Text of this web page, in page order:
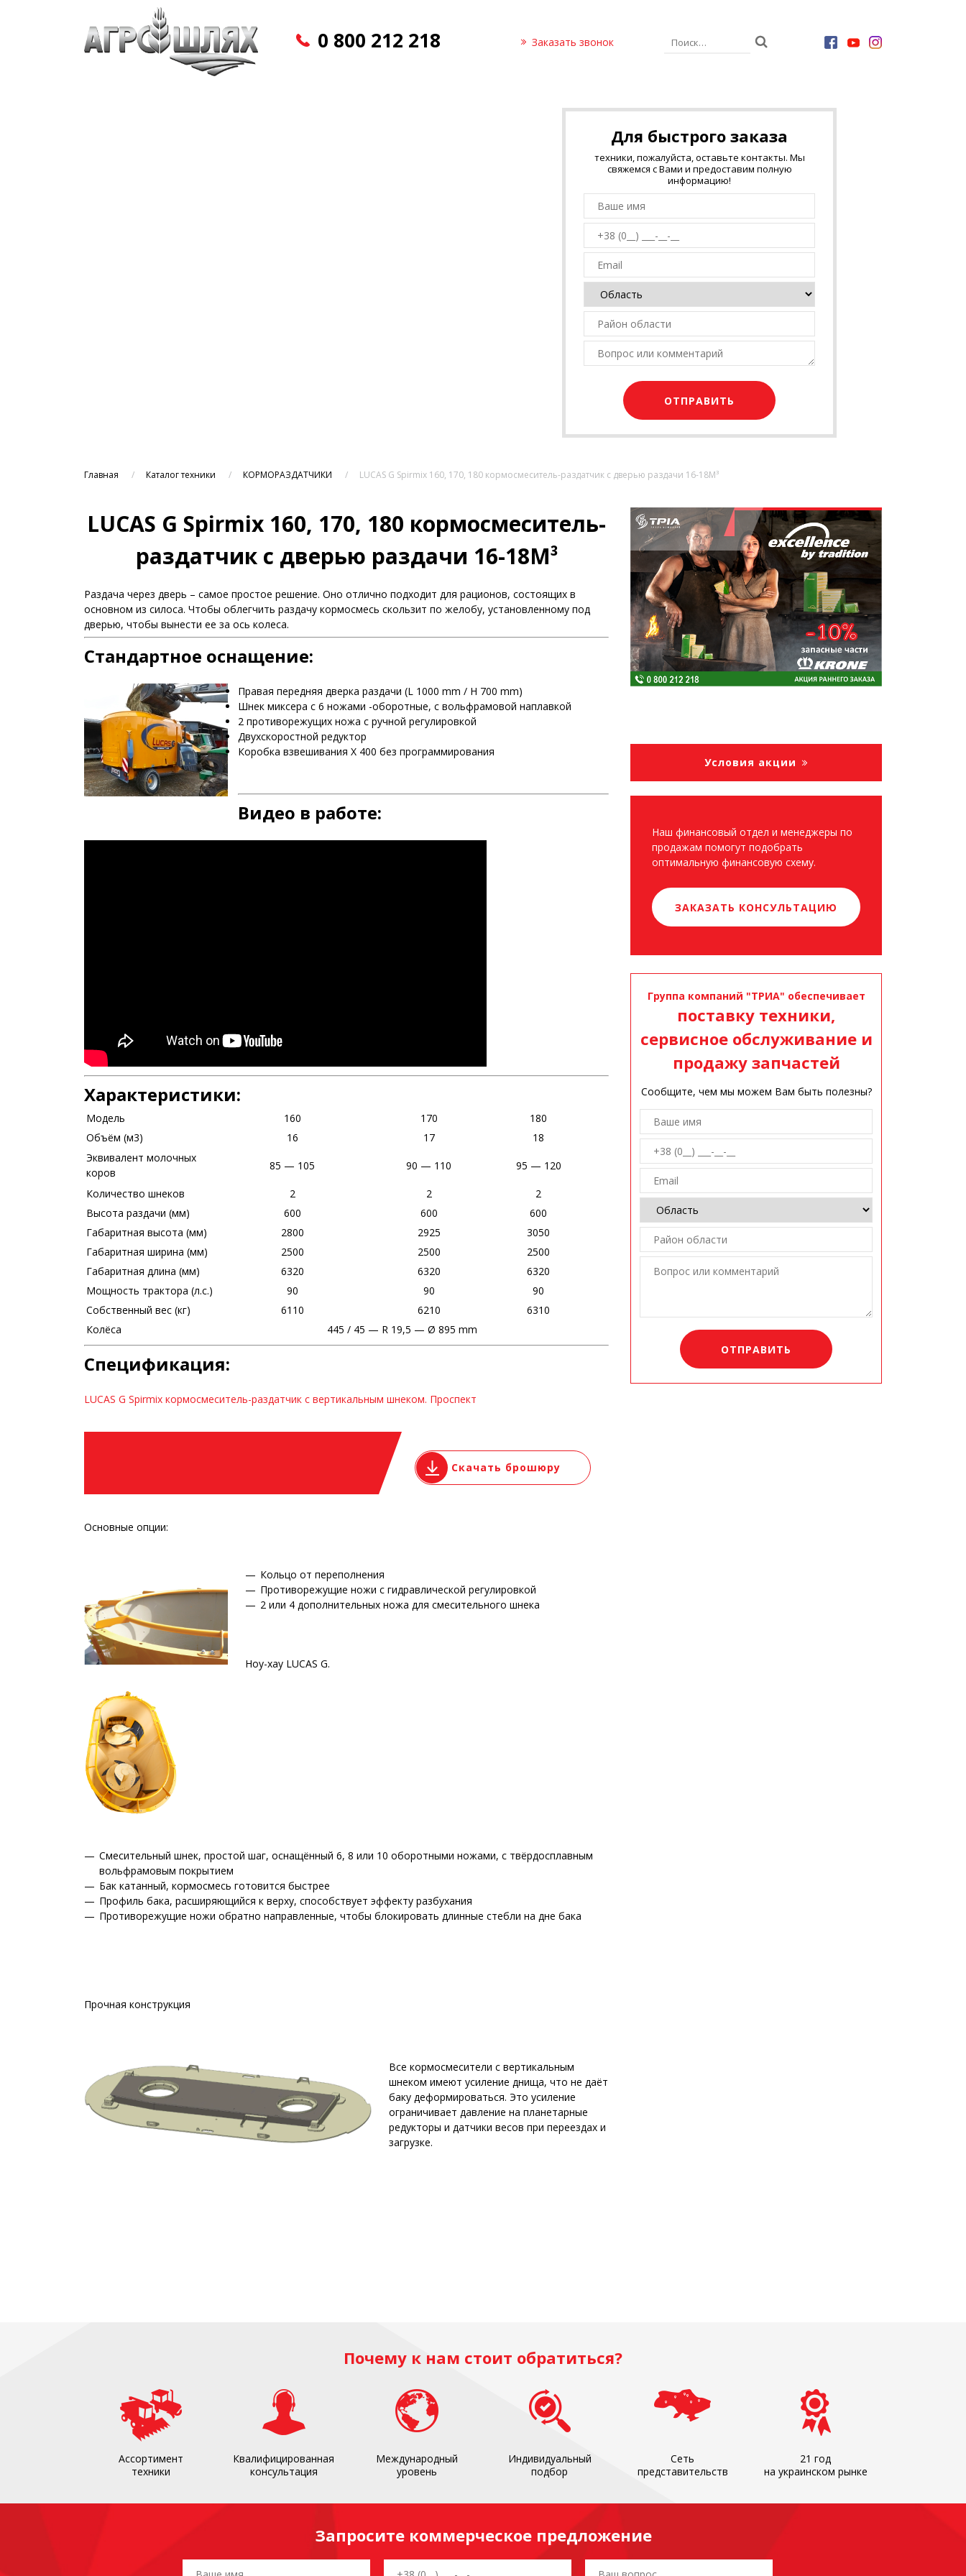
0 800 212 218 Заказать звонок
Для быстрого заказа
техники, пожалуйста, оставьте контакты. Мы
свяжемся с Вами и предоставим полную
информацию!
Главная Каталог техники КОРМОРАЗДАТЧИКИ LUCAS G Spirmix 160, 170, 180 кормосмеситель-раздатчик с дверью раздачи 16-18M³
LUCAS G Spirmix 160, 170, 180 кормосмеситель-
раздатчик с дверью раздачи 16-18M³
Раздача через дверь – самое простое решение. Оно отлично подходит для рационов, состоящих в
основном из силоса. Чтобы облегчить раздачу кормосмесь скользит по желобу, установленному под
дверью, чтобы вынести ее за ось колеса.
Стандартное оснащение:
Правая передняя дверка раздачи (L 1000 mm / H 700 mm)
Шнек миксера с 6 ножами -оборотные, с вольфрамовой наплавкой
2 противорежущих ножа с ручной регулировкой
Двухскоростной редуктор
Коробка взвешивания Х 400 без программирования
Видео в работе:
Характеристики:
Модель 160 170
180
Объём (м3)
16 17
18
Эквивалент молочных
коров
85 — 105 90 — 110 95 — 120
Количество шнеков 2 2
2
Высота раздачи (мм)
600 600
600
Габаритная высота (мм)
2800 2925
3050
Габаритная ширина (мм)
2500 2500
2500
Габаритная длина (мм)
6320 6320
6320
Мощность трактора (л.с.)
90 90
90
Собственный вес (кг)
6110 6210
6310
Колёса
445 / 45 — R 19,5 — Ø 895 mm
Спецификация:
LUCAS G Spirmix кормосмеситель-раздатчик с вертикальным шнеком. Проспект
Скачать брошюру
Основные опции:
Кольцо от переполнения
Противорежущие ножи с гидравлической регулировкой
2 или 4 дополнительных ножа для смесительного шнека
Ноу-хау LUCAS G.
Смесительный шнек, простой шаг, оснащённый 6, 8 или 10 оборотными ножами, с твёрдосплавным
вольфрамовым покрытием
Бак катанный, кормосмесь готовится быстрее
Профиль бака, расширяющийся к верху, способствует эффекту разбухания
Противорежущие ножи обратно направленные, чтобы блокировать длинные стебли на дне бака
Прочная конструкция
Все кормосмесители с вертикальным
шнеком имеют усиление днища, что не даёт
баку деформироваться. Это усиление
ограничивает давление на планетарные
редукторы и датчики весов при переездах и
загрузке.
Условия акции
Наш финансовый отдел и менеджеры по
продажам помогут подобрать
оптимальную финансовую схему.
ЗАКАЗАТЬ КОНСУЛЬТАЦИЮ
Группа компаний "ТРИА" обеспечивает
поставку техники,
сервисное обслуживание и
продажу запчастей
Сообщите, чем мы можем Вам быть полезны?
Почему к нам стоит обратиться?
Ассортимент
техники
Квалифицированная
консультация
Международный
уровень
Индивидуальный
подбор
Сеть
представительств
21 год
на украинском рынке
Запросите коммерческое предложение